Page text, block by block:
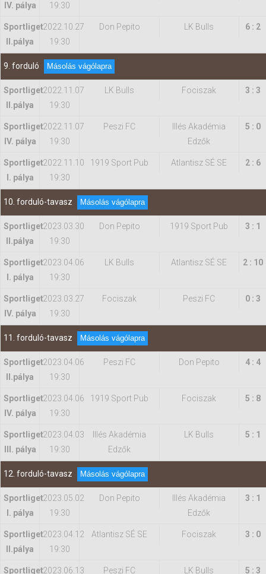
IV. pálya
19:30
Sportliget
II.pálya
2022.10.27
19:30
Don Pepito LK Bulls 6 : 2
9. forduló Másolás vágólapra
Sportliget
II.pálya
2022.11.07
19:30
LK Bulls Fociszak 3 : 3
Sportliget
IV. pálya
2022.11.07
19:30
Peszi FC
Illés Akadémia
Edzők
5 : 0
Sportliget
I. pálya
2022.11.10
19:30
1919 Sport Pub Atlantisz SÉ SE 2 : 6
10. forduló-tavasz Másolás vágólapra
Sportliget
II.pálya
2023.03.30
19:30
Don Pepito 1919 Sport Pub 3 : 1
Sportliget
I. pálya
2023.04.06
19:30
LK Bulls Atlantisz SÉ SE 2 : 10
Sportliget
IV. pálya
2023.03.27
19:30
Fociszak Peszi FC 0 : 3
11. forduló-tavasz Másolás vágólapra
Sportliget
II.pálya
2023.04.06
19:30
Peszi FC Don Pepito 4 : 4
Sportliget
IV. pálya
2023.04.06
19:30
1919 Sport Pub Fociszak 5 : 8
Sportliget
III. pálya
2023.04.03
19:30
Illés Akadémia
Edzők
LK Bulls 5 : 1
12. forduló-tavasz Másolás vágólapra
Sportliget
I. pálya
2023.05.02
19:30
Don Pepito
Illés Akadémia
Edzők
3 : 1
Sportliget
II.pálya
2023.04.12
19:30
Atlantisz SÉ SE Fociszak 3 : 0
Sportliget2023.06.13 Peszi FC LK Bulls 5 : 3